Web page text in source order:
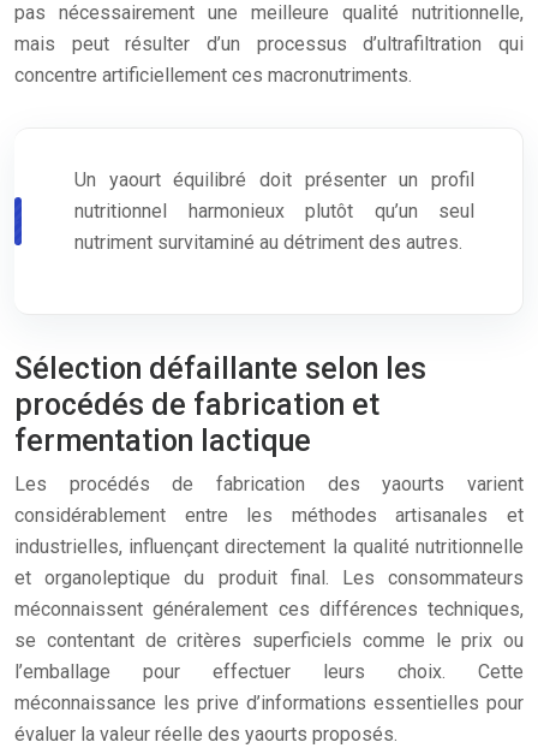
pas nécessairement une meilleure qualité nutritionnelle,
mais peut résulter d’un processus d’ultrafiltration qui
concentre artificiellement ces macronutriments.
Un yaourt équilibré doit présenter un profil
nutritionnel harmonieux plutôt qu’un seul
nutriment survitaminé au détriment des autres.
Sélection défaillante selon les
procédés de fabrication et
fermentation lactique
Les procédés de fabrication des yaourts varient
considérablement entre les méthodes artisanales et
industrielles, influençant directement la qualité nutritionnelle
et organoleptique du produit final. Les consommateurs
méconnaissent généralement ces différences techniques,
se contentant de critères superficiels comme le prix ou
l’emballage pour effectuer leurs choix. Cette
méconnaissance les prive d’informations essentielles pour
évaluer la valeur réelle des yaourts proposés.